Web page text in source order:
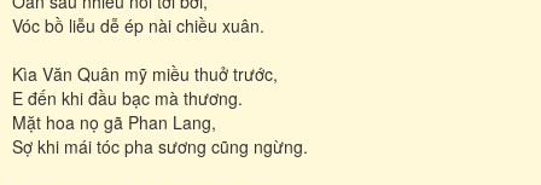
Vóc bồ liễu dễ ép nài chiều xuân.
Kìa Văn Quân mỹ miều thuở trước,
E đến khi đầu bạc mà thương.
Mặt hoa nọ gã Phan Lang,
Sợ khi mái tóc pha sương cũng ngừng.